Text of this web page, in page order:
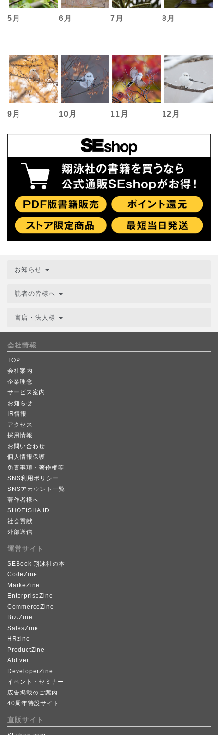
5月 6月 7月 8月
9月 10月 11月 12月
お知らせ
読者の皆様へ
書店・法人様
会社情報
TOP
会社案内
企業理念
サービス案内
お知らせ
IR情報
アクセス
採用情報
お問い合わせ
個人情報保護
免責事項・著作権等
SNS利用ポリシー
SNSアカウント一覧
著作者様へ
SHOEISHA iD
社会貢献
外部送信
運営サイト
SEBook 翔泳社の本
CodeZine
MarkeZine
EnterpriseZine
CommerceZine
Biz/Zine
SalesZine
HRzine
ProductZine
AIdiver
DeveloperZine
イベント・セミナー
広告掲載のご案内
40周年特設サイト
直販サイト